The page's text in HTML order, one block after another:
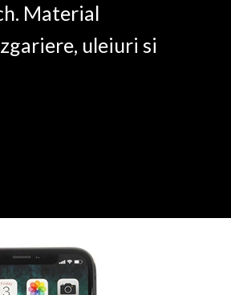
Material
uleiuri si